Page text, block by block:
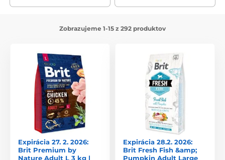
Zobrazujeme 1-15 z 292 produktov
Expirácia 27. 2. 2026:
Brit Premium by
Nature Adult L 3 kg |
Expirácia 28.2. 2026:
Brit Fresh Fish &amp;
Pumpkin Adult Large